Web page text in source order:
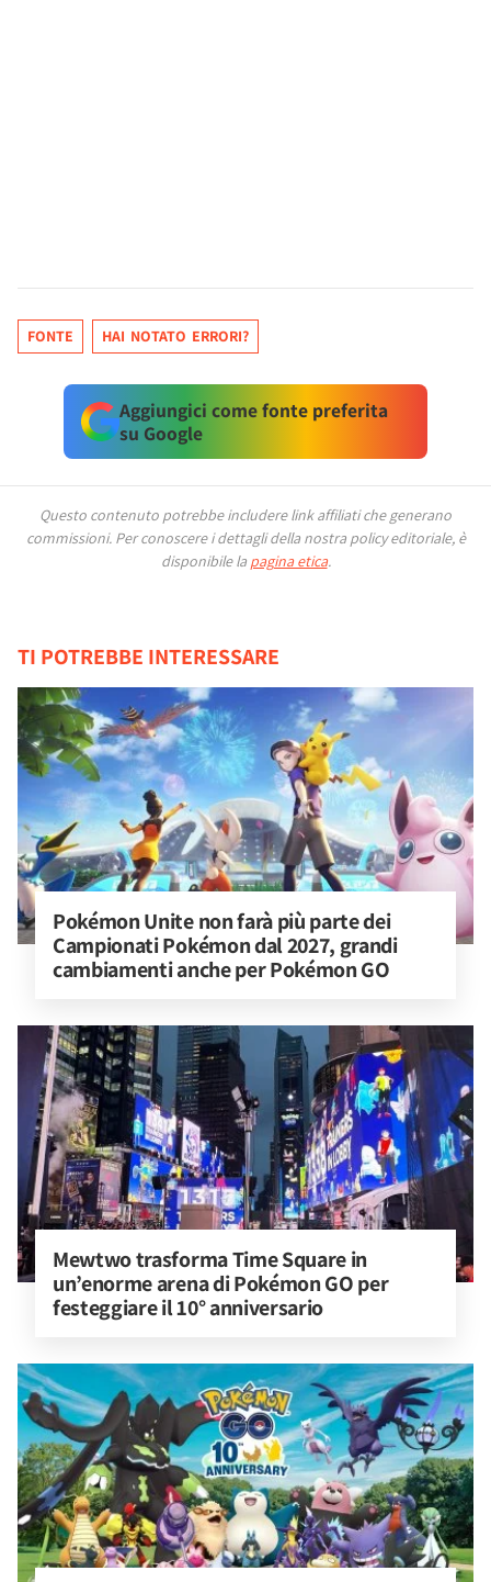
FONTE HAI NOTATO ERRORI?
Aggiungici come fonte preferita
su Google
Questo contenuto potrebbe includere link affiliati che generano
commissioni. Per conoscere i dettagli della nostra policy editoriale, è
disponibile la pagina etica.
TI POTREBBE INTERESSARE
Pokémon Unite non farà più parte dei
Campionati Pokémon dal 2027, grandi
cambiamenti anche per Pokémon GO
Mewtwo trasforma Time Square in
un’enorme arena di Pokémon GO per
festeggiare il 10° anniversario